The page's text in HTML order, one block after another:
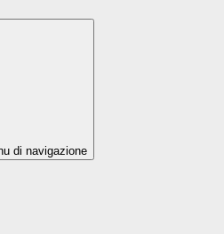
di navigazione